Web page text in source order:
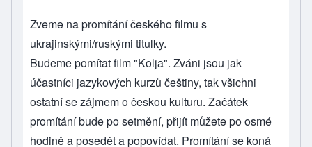
Zveme na promítání českého filmu s
ukrajinskými/ruskými titulky.
Budeme pomítat film "Kolja". Zváni jsou jak
účastníci jazykových kurzů češtiny, tak všichni
ostatní se zájmem o českou kulturu. Začátek
promítání bude po setmění, přijít můžete po osmé
hodině a posedět a popovídat. Promítání se koná